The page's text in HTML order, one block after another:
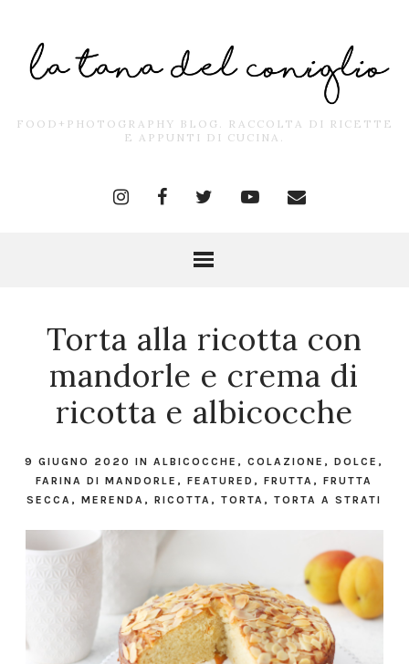
FOOD+PHOTOGRAPHY BLOG. RACCOLTA DI RICETTE
E APPUNTI DI CUCINA.
Torta alla ricotta con
mandorle e crema di
ricotta e albicocche
9 GIUGNO 2020INALBICOCCHE ,COLAZIONE ,DOLCE ,
FARINA DI MANDORLE ,FEATURED ,FRUTTA ,FRUTTA
SECCA ,MERENDA ,RICOTTA ,TORTA ,TORTA A STRATI